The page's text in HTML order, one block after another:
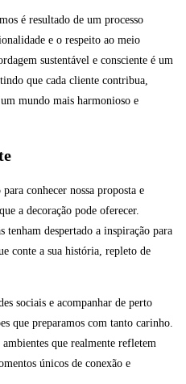
é resultado de um processo
e o respeito ao meio
sustentável e consciente é um
que cada cliente contribua,
mundo mais harmonioso e
conhecer nossa proposta e
a decoração pode oferecer.
tenham despertado a inspiração para
conte a sua história, repleto de
sociais e acompanhar de perto
que preparamos com tanto carinho.
que realmente refletem
únicos de conexão e